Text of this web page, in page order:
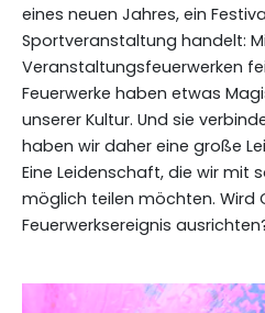
eines neuen Jahres, ein
Sportveranstaltung handelt:
Veranstaltungsfeuerwerken
Feuerwerke haben etwas
unserer Kultur. Und sie
haben wir daher eine große
Eine Leidenschaft, die wir mit
möglich teilen möchten. Wird
Feuerwerksereignis